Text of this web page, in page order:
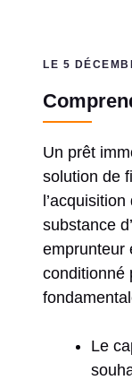
LE 5
Un prêt
solution de
l’acquisition
substance
emprunteur
conditionné
Le